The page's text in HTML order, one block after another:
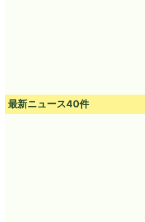
最新ニュース40件